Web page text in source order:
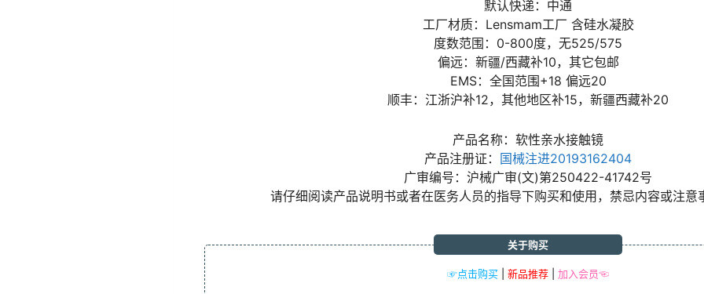
默认快递：中通
工厂材质：Lensmam工厂 含硅水凝胶
度数范围：0-800度，无525/575
偏远：新疆/西藏补10，其它包邮
EMS：全国范围+18 偏远20
顺丰：江浙沪补12，其他地区补15，新疆西藏补20
产品名称：软性亲水接触镜
产品注册证： 国械注进20193162404
广审编号：沪械广审(文)第250422-41742号
请仔细阅读产品说明书或者在医务人员的指导下购买和使用，禁忌内容或注意
☞点击购买 新品推荐 加入会员☜
关于购买